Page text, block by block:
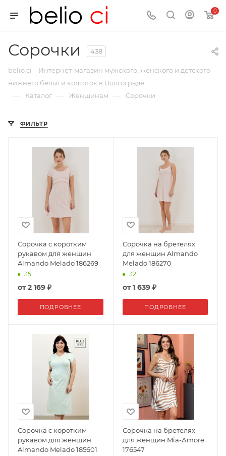
0
Сорочки 438
belio ci – Интернет-магазин мужского, женского и детского
нижнего белья и колготок в Волгограде
— Каталог — Женщинам — Сорочки
ФИЛЬТР
Сорочка с коротким
рукавом для женщин
Almando Melado 186269
35
от2 169 ₽
ПОДРОБНЕЕ
Сорочка на бретелях
для женщин Almando
Melado 186270
32
от1 639 ₽
ПОДРОБНЕЕ
Сорочка с коротким
рукавом для женщин
Almando Melado 185601
Сорочка на бретелях
для женщин Mia-Аmore
176547